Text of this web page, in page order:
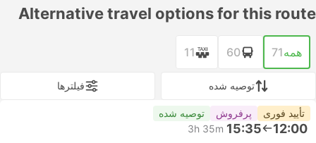
Alternative travel options for this route
همه71
60
11
توصیه شده فیلتر‌ها
تأیید فوری پرفروش توصیه شده
12:00
15:35
3h 35m